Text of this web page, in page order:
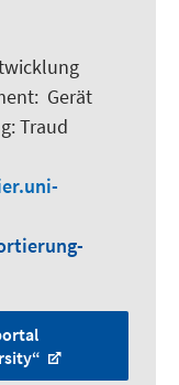
: Gerät
Traud